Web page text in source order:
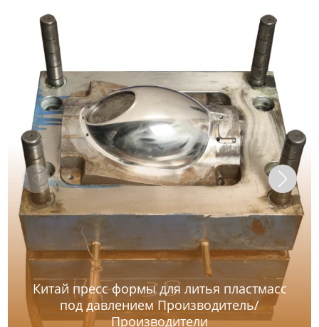
Китай пресс формы для литья пластмасс
под давлением Производитель/
Производители